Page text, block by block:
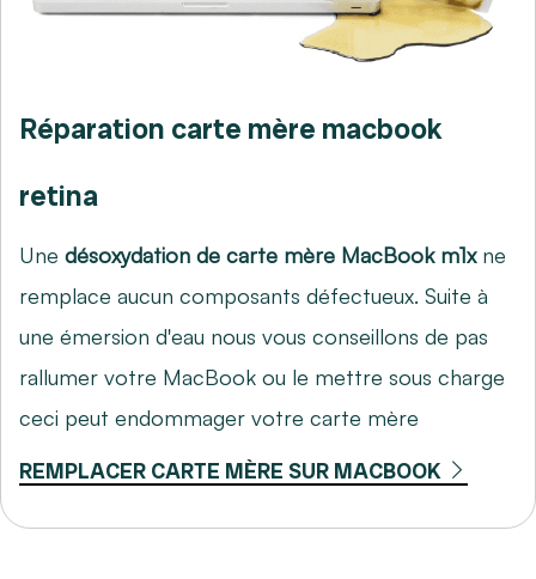
Réparation carte mère macbook
retina
Une désoxydation de carte mère MacBook m1xne
remplace aucun composants défectueux. Suite à
une émersion d'eau nous vous conseillons de pas
rallumer votre MacBook ou le mettre sous charge
ceci peut endommager votre carte mère
REMPLACER CARTE MÈRE SUR MACBOOK